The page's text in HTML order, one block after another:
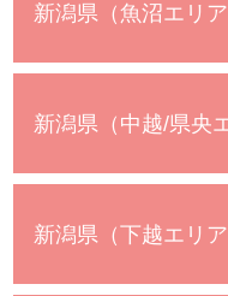
新潟県（魚沼エリア
新潟県（中越/県央
新潟県（下越エリア